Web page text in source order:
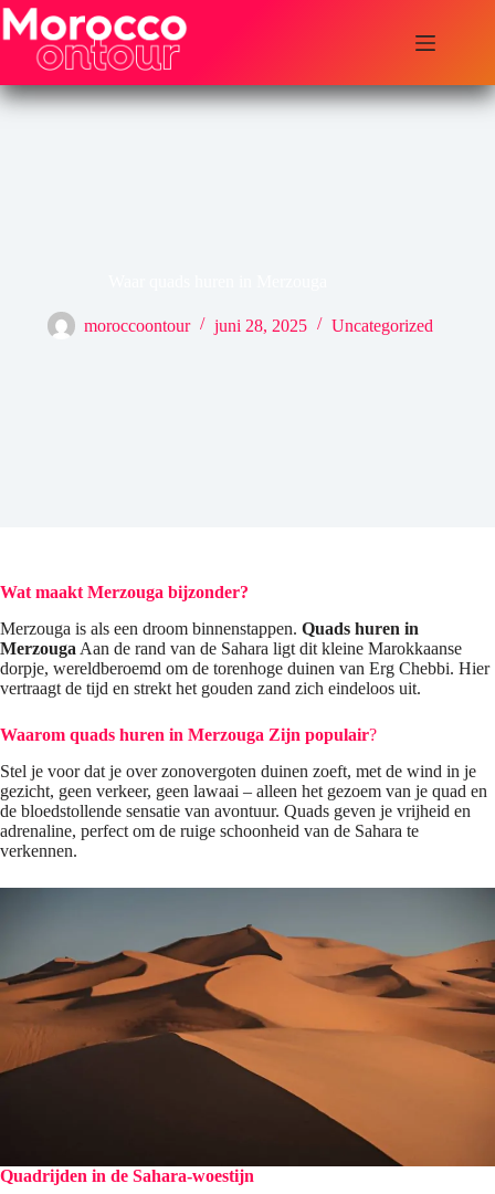
Ga
naar
inhoud
moroccoontour juni 28, 2025 Uncategorized
Wat maakt Merzouga bijzonder?
Merzouga is als een droom binnenstappen. Quads huren in
Merzouga Aan de rand van de Sahara ligt dit kleine Marokkaanse
dorpje, wereldberoemd om de torenhoge duinen van Erg Chebbi. Hier
vertraagt ​​de tijd en strekt het gouden zand zich eindeloos uit.
Waarom quads huren in Merzouga Zijn populair?
Stel je voor dat je over zonovergoten duinen zoeft, met de wind in je
gezicht, geen verkeer, geen lawaai – alleen het gezoem van je quad en
de bloedstollende sensatie van avontuur. Quads geven je vrijheid en
adrenaline, perfect om de ruige schoonheid van de Sahara te
verkennen.
Quadrijden in de Sahara-woestijn